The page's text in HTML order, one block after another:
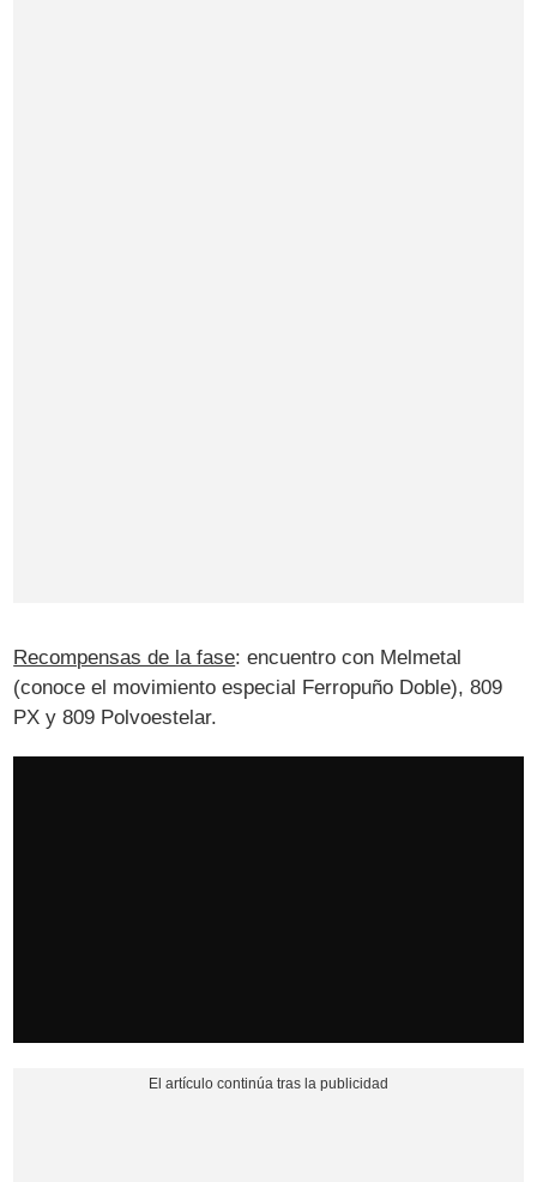
Recompensas de la fase: encuentro con Melmetal
(conoce el movimiento especial Ferropuño Doble), 809
PX y 809 Polvoestelar.